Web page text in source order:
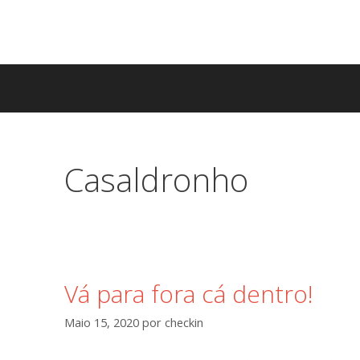
conteúdo
Casaldronho
Vá para fora cá dentro!
Maio 15, 2020 por checkin